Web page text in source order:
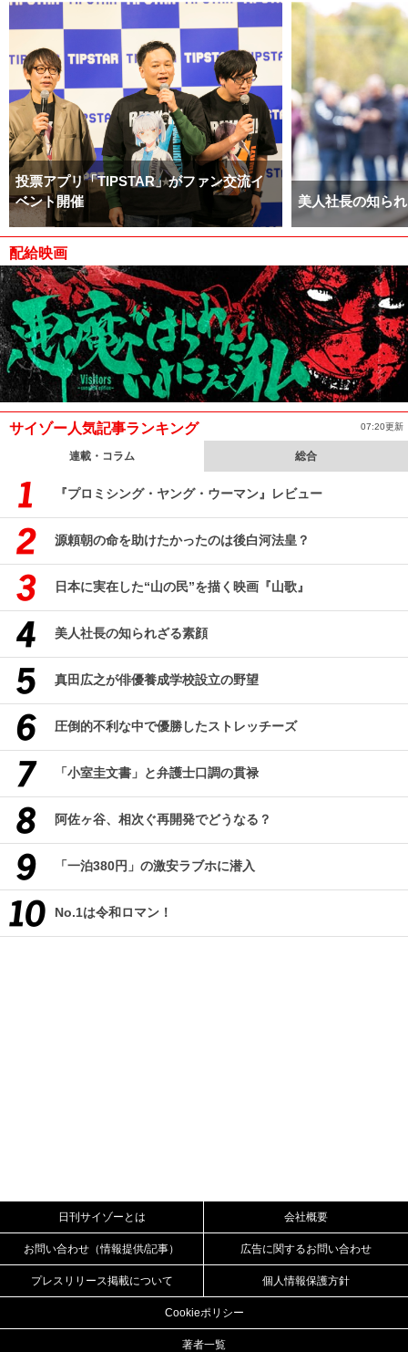
投票アプリ「TIPSTAR」がファン交流イ
ベント開催
美人社長の知ら
配給映画
サイゾー人気記事ランキング 07:20更新
連載・コラム 総合
『プロミシング・ヤング・ウーマン』レビュー
源頼朝の命を助けたかったのは後白河法皇？
日本に実在した“山の民”を描く映画『山歌』
美人社長の知られざる素顔
真田広之が俳優養成学校設立の野望
圧倒的不利な中で優勝したストレッチーズ
「小室圭文書」と弁護士口調の貫禄
阿佐ヶ谷、相次ぐ再開発でどうなる？
「一泊380円」の激安ラブホに潜入
No.1は令和ロマン！
日刊サイゾーとは 会社概要
お問い合わせ（情報提供/記事） 広告に関するお問い合わせ
プレスリリース掲載について 個人情報保護方針
Cookieポリシー
著者一覧